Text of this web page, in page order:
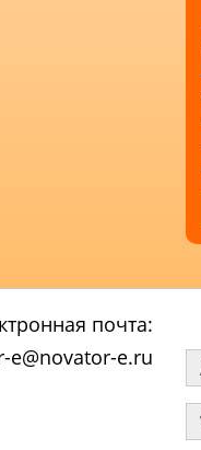
почта:
e@novator-e.ru